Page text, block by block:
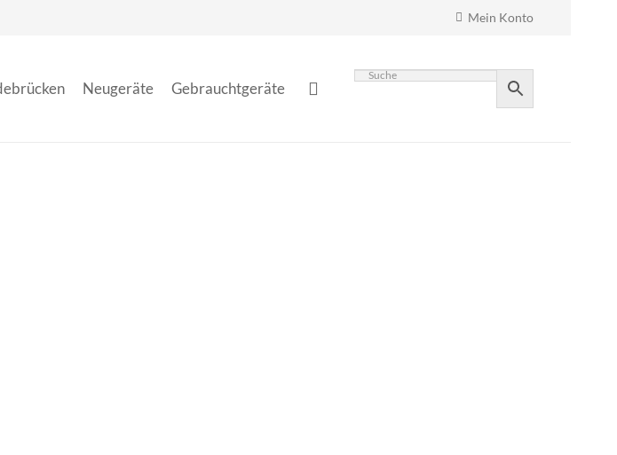
Mein Konto
Neugeräte Gebrauchtgeräte